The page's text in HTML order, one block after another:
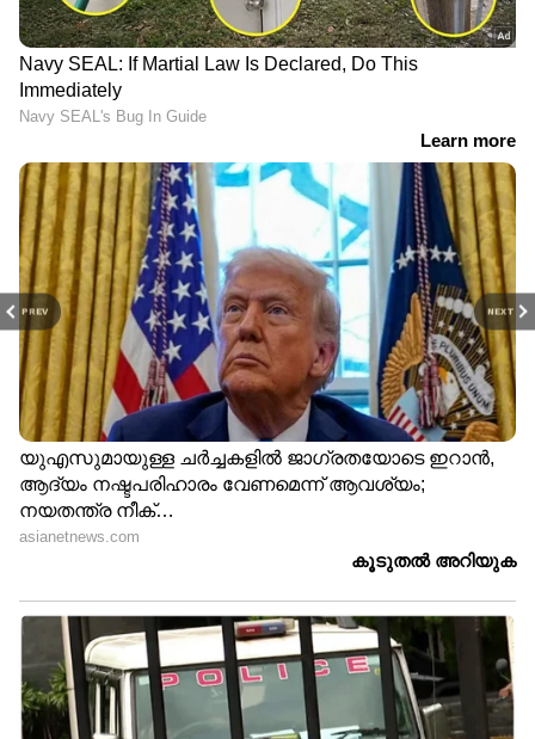
PREV NEXT